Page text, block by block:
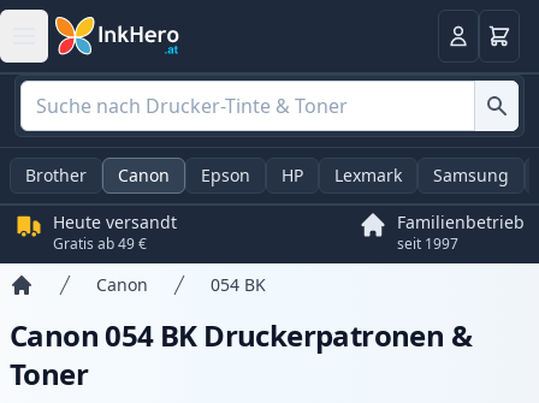
Anmelden
Brother Canon Epson HP Lexmark Samsung
Heute versandt
Gratis ab 49 €
Familienbetrieb
seit 1997
Canon 054 BK
Canon 054 BK Druckerpatronen &
Toner